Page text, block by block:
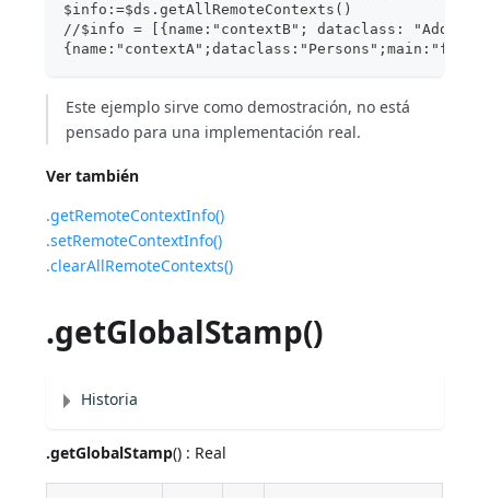
$info:=$ds.getAllRemoteContexts()
//$info = [{name:"contextB"; dataclass:
Este ejemplo sirve como demostración, no está
pensado para una implementación real.
Ver también
.getRemoteContextInfo()
.setRemoteContextInfo()
.clearAllRemoteContexts()
.getGlobalStamp()
Historia
.getGlobalStamp() : Real